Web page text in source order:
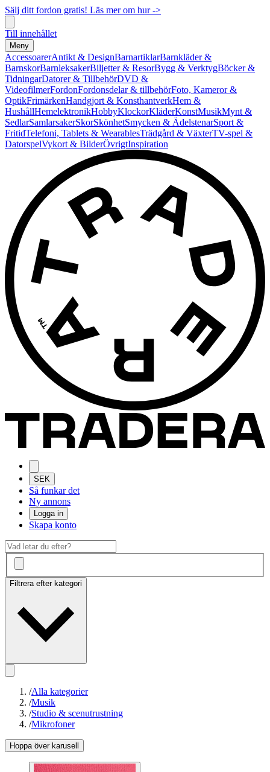
Sälj ditt fordon gratis! Läs mer om hur ->
Till innehållet
Meny
AccessoarerAntikt & DesignBarnartiklarBarnkläder &
BarnskorBarnleksakerBiljetter & ResorBygg & VerktygBöcker &
TidningarDatorer & TillbehörDVD &
VideofilmerFordonFordonsdelar & tillbehörFoto, Kameror &
OptikFrimärkenHandgjort & KonsthantverkHem &
HushållHemelektronikHobbyKlockorKläderKonstMusikMynt &
SedlarSamlarsakerSkorSkönhetSmycken & ÄdelstenarSport &
FritidTelefoni, Tablets & WearablesTrädgård & VäxterTV-spel &
DatorspelVykort & BilderÖvrigtInspiration
SEK
Så funkar det
Ny annons
Logga in
Skapa konto
Filtrera efter kategori
/Alla kategorier
/Musik
/Studio & scenutrustning
/Mikrofoner
Hoppa över karusell